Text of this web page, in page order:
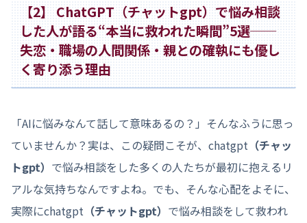
【2】 ChatGPT（チャットgpt）で悩み相談
した人が語る“本当に救われた瞬間”5選──
失恋・職場の人間関係・親との確執にも優し
く寄り添う理由
「AIに悩みなんて話して意味あるの？」そんなふうに思っ
ていませんか？実は、この疑問こそが、chatgpt （チャッ
トgpt） で悩み相談をした多くの人たちが最初に抱えるリ
アルな気持ちなんですよね。でも、そんな心配をよそに、
実際にchatgpt （チャットgpt） で悩み相談をして救われ